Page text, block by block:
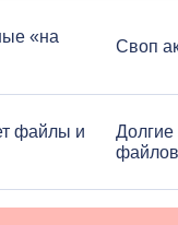
«на
Своп
файлы и
Долгие
файлов